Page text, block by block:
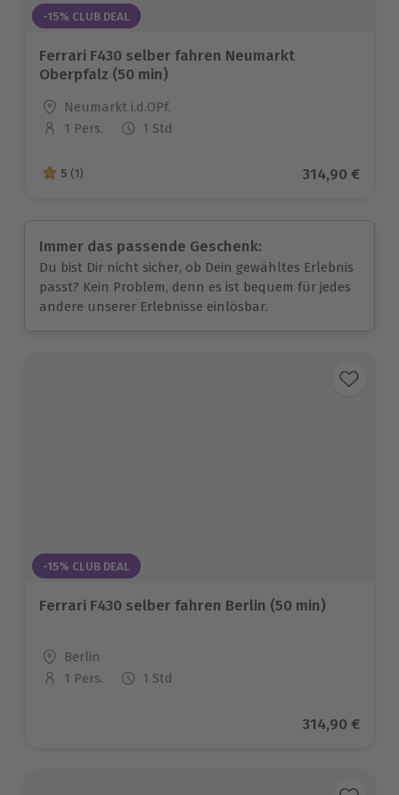
-15% CLUB DEAL
Ferrari F430 selber fahren Neumarkt
Oberpfalz (50 min)
Standort
Neumarkt i.d.OPf.
Anzahl der Teilnehmer
1 Pers. 1 Std
5 von 5 Sternen basierend auf 1 Bewertungen
5 (1) Aktueller
314,90 €
Immer das passende Geschenk:
Du bist Dir nicht sicher, ob Dein gewähltes Erlebnis
passt? Kein Problem, denn es ist bequem für jedes
andere unserer Erlebnisse einlösbar.
-15% CLUB DEAL
Ferrari F430 selber fahren Berlin (50 min)
Standort
Berlin
Anzahl der Teilnehmer
1 Pers. 1 Std
Aktueller
314,90 €